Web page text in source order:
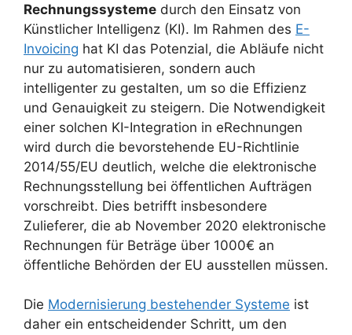
Rechnungssysteme durch den Einsatz von
Künstlicher Intelligenz (KI). Im Rahmen des E-
Invoicing hat KI das Potenzial, die Abläufe nicht
nur zu automatisieren, sondern auch
intelligenter zu gestalten, um so die Effizienz
und Genauigkeit zu steigern. Die Notwendigkeit
einer solchen KI-Integration in eRechnungen
wird durch die bevorstehende EU-Richtlinie
2014/55/EU deutlich, welche die elektronische
Rechnungsstellung bei öffentlichen Aufträgen
vorschreibt. Dies betrifft insbesondere
Zulieferer, die ab November 2020 elektronische
Rechnungen für Beträge über 1000€ an
öffentliche Behörden der EU ausstellen müssen.
Die Modernisierung bestehender Systeme ist
daher ein entscheidender Schritt, um den